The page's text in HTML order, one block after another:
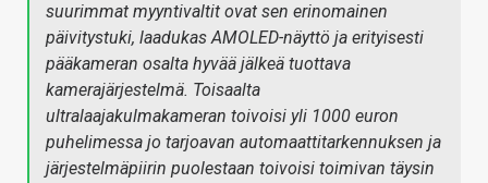
suurimmat myyntivaltit ovat sen erinomainen
päivitystuki, laadukas AMOLED-näyttö ja erityisesti
pääkameran osalta hyvää jälkeä tuottava
kamerajärjestelmä. Toisaalta
ultralaajakulmakameran toivoisi yli 1000 euron
puhelimessa jo tarjoavan automaattitarkennuksen ja
järjestelmäpiirin puolestaan toivoisi toimivan täysin